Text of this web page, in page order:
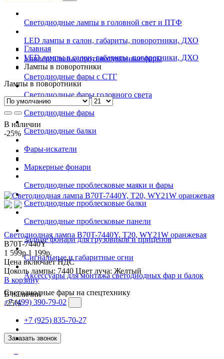
Светодиодные лампы в головной свет и ПТФ
LED лампы в салон, габариты, поворотники, ДХО
Универсальные противотуманные фары
Светодиодные фары с СТГ
Светодиодные фары головного света
Светодиодные фары
Светодиодные балки
Фары-искатели
Маркерные фонари
Светодиодные проблесковые маяки и фары
Светодиодные проблесковые балки
Светодиодные проблесковые панели
Задние фонари для грузовиков и прицепов
Сигнальные и габаритные огни
Аксессуары для монтажа светодиодных фар и балок
Светодиодные фары на спецтехнику
+7 (499) 390-79-02
+7 (925) 835-70-27
Заказать звонок
Главная
LED лампы в салон, габариты, поворотники, ДХО
Лампы в поворотники
Лампы в поворотники
В наличии
-25%
Светодиодная лампа B70T-7440Y, T20, WY21W оранжевая
B70T-7440Y
1 599р.1 199р.
Цена включает НДС
Цоколь лампы: 7440 Цвет луча: Желтый
В корзину
В наличии
-25%